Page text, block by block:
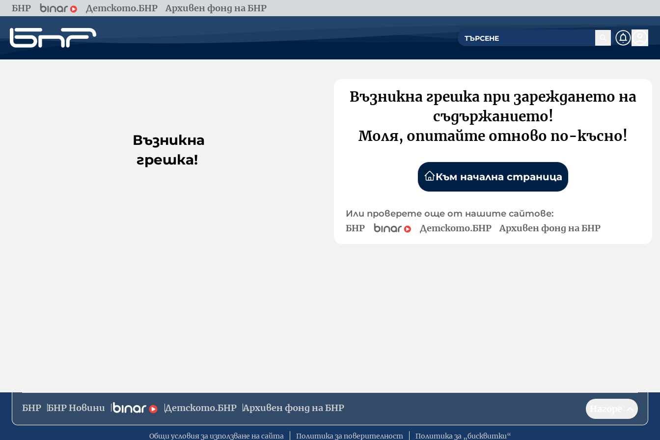
БНР Детското.БНР Архивен фонд на БНР
Възникна
грешка!
Възникна грешка при зареждането на
съдържанието!
Моля, опитайте отново по-късно!
Към начална страница
Или проверете още от нашите сайтове:
БНР Детското.БНР Архивен фонд на БНР
БНР БНР Новини Детското.БНР Архивен фонд на БНР
Общи условия за използване на сайта Политика за поверителност Политика за „бисквитки“